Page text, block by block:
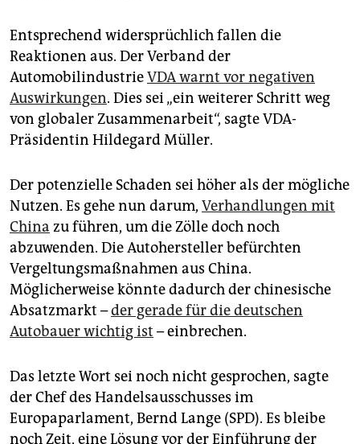
Entsprechend widersprüchlich fallen die
Reaktionen aus. Der Verband der
AutomobilindustrieVDA warnt vor negativen
Auswirkungen. Dies sei „ein weiterer Schritt weg
von globaler Zusammenarbeit“, sagte VDA-
Präsidentin Hildegard Müller.
Der potenzielle Schaden sei höher als der mögliche
Nutzen. Es gehe nun darum, Verhandlungen mit
China zu führen, um die Zölle doch noch
abzuwenden. Die Autohersteller befürchten
Vergeltungsmaßnahmen aus China.
Möglicherweise könnte dadurch der chinesische
Absatzmarkt –der gerade für die deutschen
Autobauer wichtig ist – einbrechen.
Das letzte Wort sei noch nicht gesprochen, sagte
der Chef des Handelsausschusses im
Europaparlament, Bernd Lange (SPD). Es bleibe
noch Zeit, eine Lösung vor der Einführung der